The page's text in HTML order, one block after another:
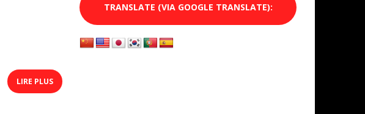
LIRE PLUS
TRANSLATE (VIA GOOGLE TRANSLATE):